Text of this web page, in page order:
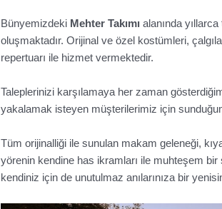
Bünyemizdeki Mehter Takımıalanında
oluşmaktadır. Orijinal ve özel kostümleri,
repertuarı ile hizmet vermektedir.
Taleplerinizi karşılamaya her zaman
yakalamak isteyen müşterilerimiz için
Tüm orijinalliği ile sunulan makam geleneği,
yörenin kendine has ikramları ile muhteşem
kendiniz için de unutulmaz anılarınıza bir